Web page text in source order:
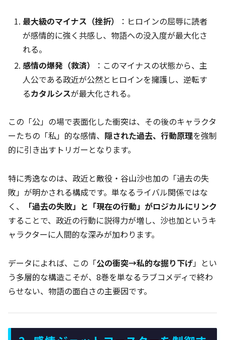
最大級のマイナス（挫折）
：ヒロインの屈辱に読者
が感情的に強く共感し、物語への没入度が最大化さ
れる。
感情の爆発（救済）
：このマイナスの状態から、主
人公である政近が公然とヒロインを擁護し、逆転す
るカタルシスが最大化される。
この「公」の場で表面化した衝突は、その後のキャラクタ
ーたちの「私」的な感情、 隠された過去、行動原理を強制
的に引き出すトリガーとなります。
特に秀逸なのは、政近と敵役・谷山沙也加の「過去の失
敗」が明かされる構成です。単なるライバル関係ではな
く、
「過去の失敗」と「現在の行動」がロジカルにリンク
することで、政近の行動に説得力が増し、沙也加というキ
ャラクターに人間的な深みが加わります。
データによれば、この「公の衝突→私的な掘り下げ」とい
う多層的な構造こそが、8巻を単なるラブコメディで終わ
らせない、物語の面白さの主要因です。